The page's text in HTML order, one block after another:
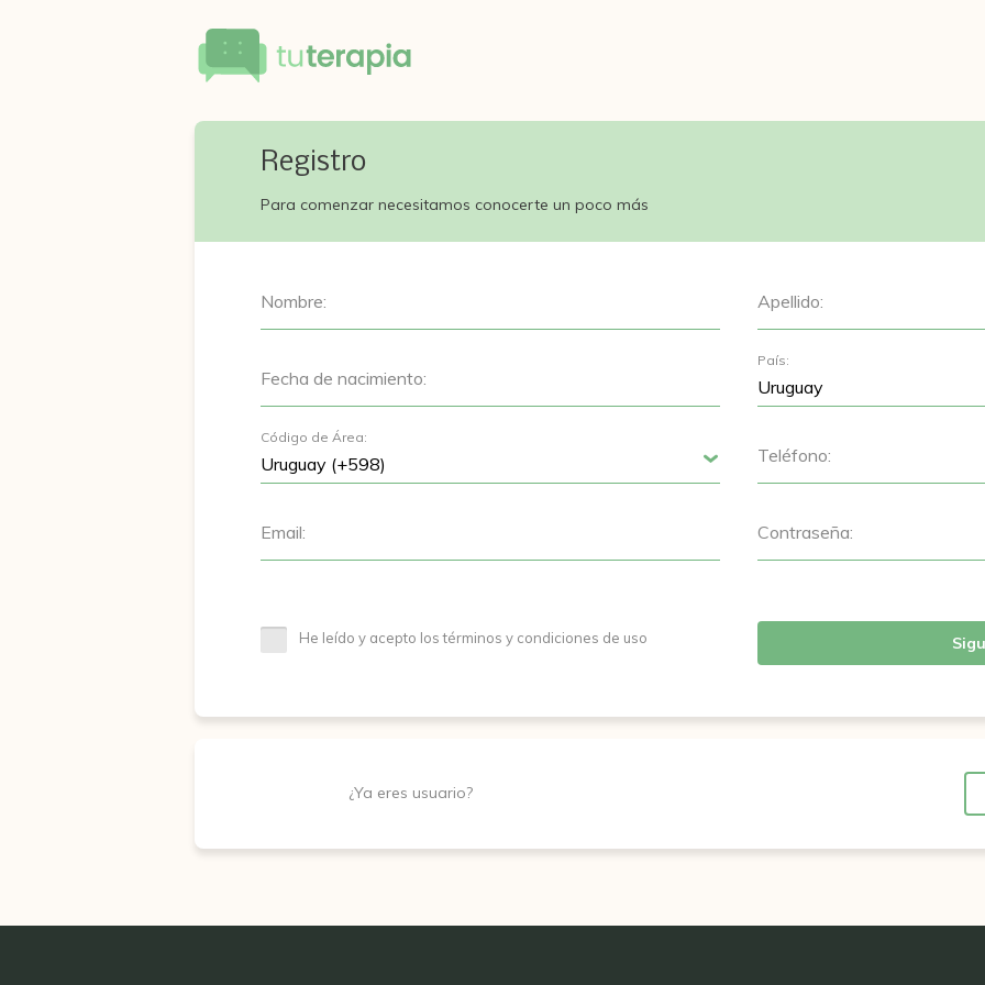
Registro
Para comenzar necesitamos conocerte un poco más
Nombre: Apellido:
Fecha de nacimiento:
País:
Código de Área:
Teléfono:
Email: Contraseña:
He leído y acepto los términos y condiciones de uso
¿Ya eres usuario?